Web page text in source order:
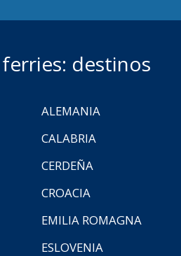
destinos
ALEMANIA
CALABRIA
CERDEÑA
CROACIA
EMILIA ROMAGNA
ESLOVENIA